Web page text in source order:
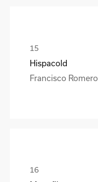
Hispacold
Francisco Romero